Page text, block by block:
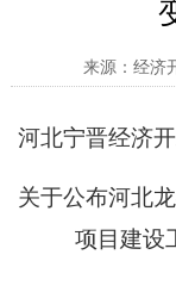
来源：经济
河北宁晋经济
关于公布河北
项目建设